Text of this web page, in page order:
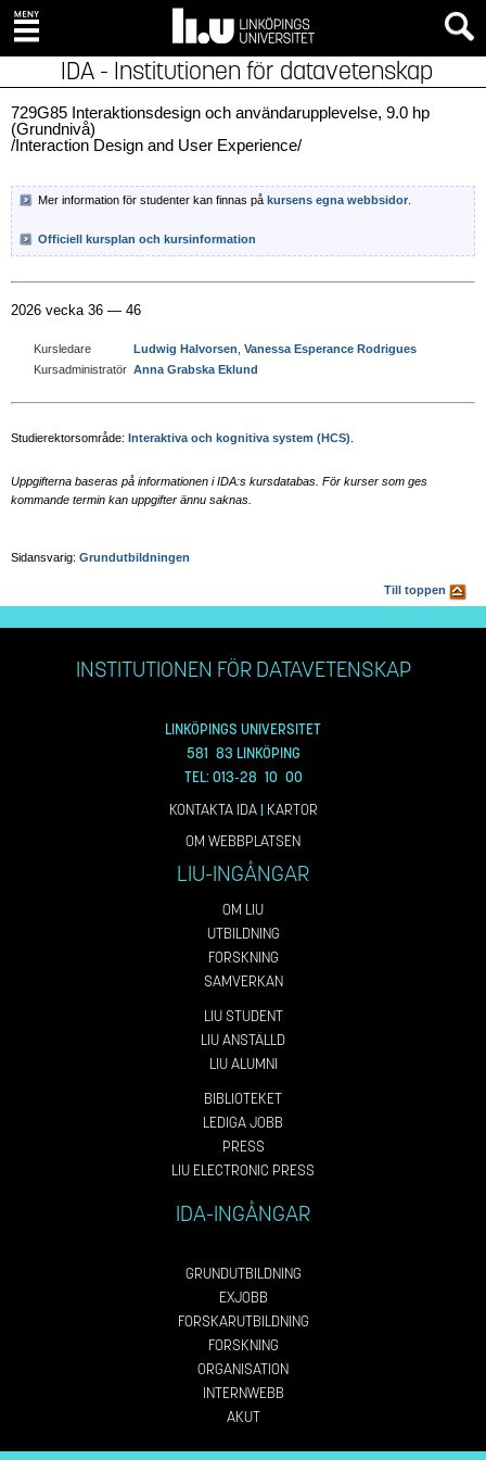
IDA - Institutionen för datavetenskap
729G85 Interaktionsdesign och användarupplevelse, 9.0 hp
(Grundnivå)
/Interaction Design and User Experience/
Mer information för studenter kan finnas på kursens egna webbsidor
Officiell kursplan och kursinformation
2026 vecka 36 — 46
Kursledare Ludwig Halvorsen Vanessa Esperance Rodrigues
Kursadministratör Anna Grabska Eklund
Studierektorsområde: Interaktiva och kognitiva system (HCS)
Uppgifterna baseras på informationen i IDA:s kursdatabas. För kurser som ges
kommande termin kan uppgifter ännu saknas.
Sidansvarig: Grundutbildningen
Till toppen
INSTITUTIONEN FÖR DATAVETENSKAP
LINKÖPINGS UNIVERSITET
581 83 LINKÖPING
TEL: 013-28 10 00
KONTAKTA IDA| KARTOR
OM WEBBPLATSEN
LIU-INGÅNGAR
OM LIU
UTBILDNING
FORSKNING
SAMVERKAN
LIU STUDENT
LIU ANSTÄLLD
LIU ALUMNI
BIBLIOTEKET
LEDIGA JOBB
PRESS
LIU ELECTRONIC PRESS
IDA-INGÅNGAR
GRUNDUTBILDNING
EXJOBB
FORSKARUTBILDNING
FORSKNING
ORGANISATION
INTERNWEBB
AKUT